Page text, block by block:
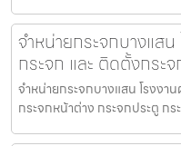
จำหน่ายกระจกบางแส
กระจก และ ติดตั้งกระ
จำหน่ายกระจกบางแสน โรงงา
กระจกหน้าต่าง กระจกประตู ก